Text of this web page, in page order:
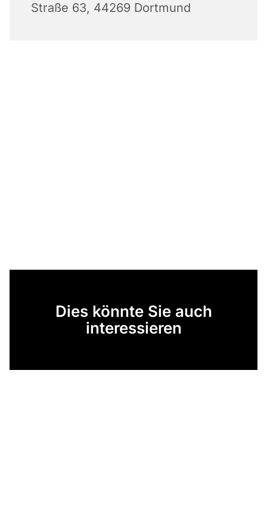
Straße 63, 44269 Dortmund
Dies könnte Sie auch
interessieren